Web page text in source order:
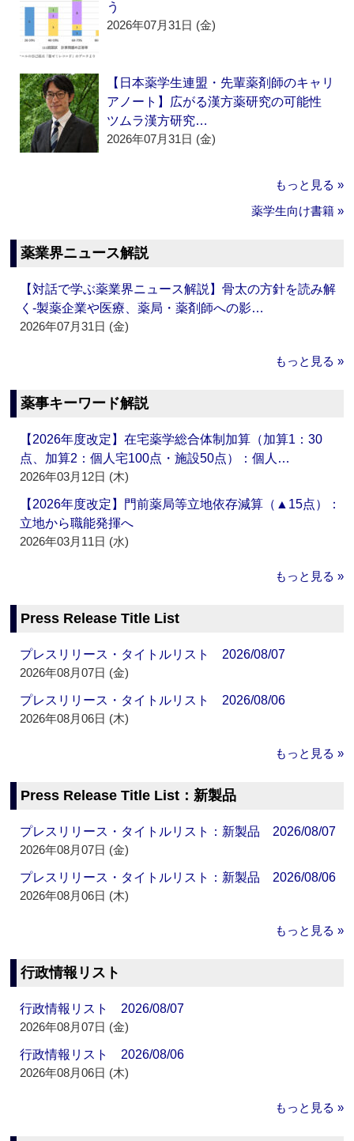
う
2026年07月31日 (金)
【日本薬学生連盟・先輩薬剤師のキャリ
アノート】広がる漢方薬研究の可能性
ツムラ漢方研究…
2026年07月31日 (金)
もっと見る »
薬学生向け書籍 »
薬業界ニュース解説
【対話で学ぶ薬業界ニュース解説】骨太の方針を読み解
く‐製薬企業や医療、薬局・薬剤師への影…
2026年07月31日 (金)
もっと見る »
薬事キーワード解説
【2026年度改定】在宅薬学総合体制加算（加算1：30
点、加算2：個人宅100点・施設50点）：個人…
2026年03月12日 (木)
【2026年度改定】門前薬局等立地依存減算（▲15点）：
立地から職能発揮へ
2026年03月11日 (水)
もっと見る »
Press Release Title List
プレスリリース・タイトルリスト 2026/08/07
2026年08月07日 (金)
プレスリリース・タイトルリスト 2026/08/06
2026年08月06日 (木)
もっと見る »
Press Release Title List：新製品
プレスリリース・タイトルリスト：新製品 2026/08/07
2026年08月07日 (金)
プレスリリース・タイトルリスト：新製品 2026/08/06
2026年08月06日 (木)
もっと見る »
行政情報リスト
行政情報リスト 2026/08/07
2026年08月07日 (金)
行政情報リスト 2026/08/06
2026年08月06日 (木)
もっと見る »